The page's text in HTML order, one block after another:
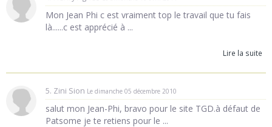
Mon Jean Phi c est vraiment top le travail que tu fais
là......c est apprécié à ...
Lire la suite
5. Zini Sion Le dimanche 05 décembre 2010
salut mon Jean-Phi, bravo pour le site TGD.à défaut de
Patsome je te retiens pour le ...